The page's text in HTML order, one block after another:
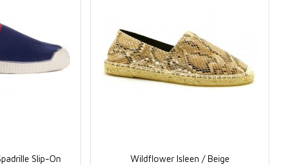
Slip-On
Wildflower Isleen / Beige